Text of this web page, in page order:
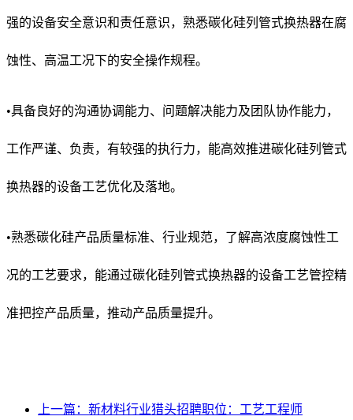
强的设备安全意识和责任意识，熟悉碳化硅列管式换热器在腐
蚀性、高温工况下的安全操作规程。
•具备良好的沟通协调能力、问题解决能力及团队协作能力，
工作严谨、负责，有较强的执行力，能高效推进碳化硅列管式
换热器的设备工艺优化及落地。
•熟悉碳化硅产品质量标准、行业规范，了解高浓度腐蚀性工
况的工艺要求，能通过碳化硅列管式换热器的设备工艺管控精
准把控产品质量，推动产品质量提升。
上一篇：新材料行业猎头招聘职位：工艺工程师